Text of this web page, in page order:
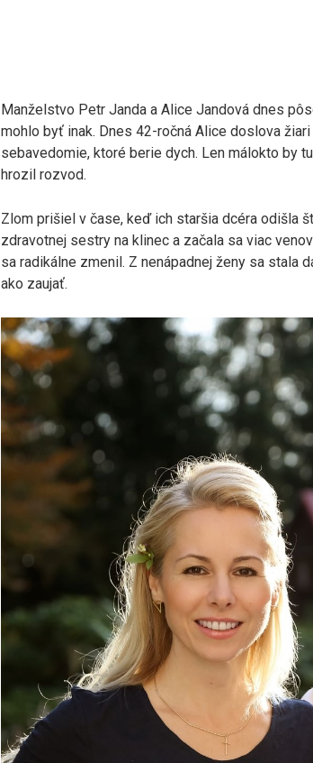
Manželstvo Petr Janda a Alice Jandová dnes
mohlo byť inak. Dnes 42-ročná Alice doslova
sebavedomie, ktoré berie dych. Len málokto by
hrozil rozvod.
Zlom prišiel v čase, keď ich staršia dcéra odišla
zdravotnej sestry na klinec a začala sa viac
sa radikálne zmenil. Z nenápadnej ženy sa stala
ako zaujať.